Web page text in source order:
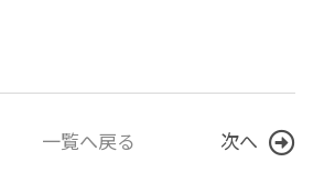
一覧へ戻る 次へ